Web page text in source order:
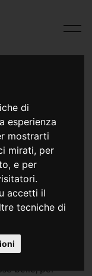
di
esperienza
mostrarti
mirati, per
e per
accetti il
tecniche di
tornati nel
belle, per